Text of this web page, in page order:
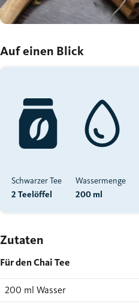
Auf einen Blick
Schwarzer Tee
2 Teelöffel
Wassermenge
200 ml
Zutaten
Für den Chai Tee
200 ml Wasser